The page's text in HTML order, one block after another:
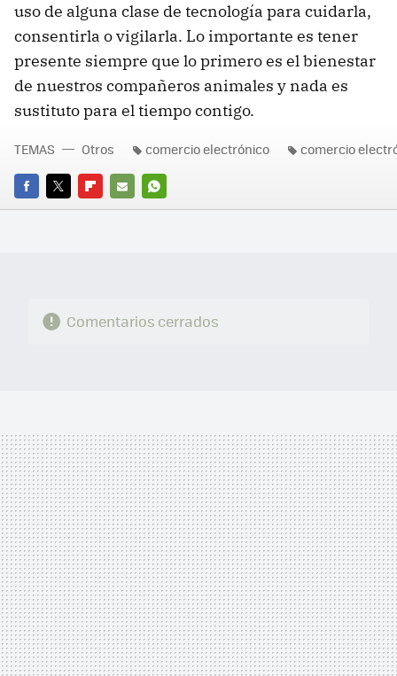
uso de alguna clase de tecnología para cuidarla,
consentirla o vigilarla. Lo importante es tener
presente siempre que lo primero es el bienestar
de nuestros compañeros animales y nada es
sustituto para el tiempo contigo.
FACEBOOK
TWITTERFLIPBOARD
E-
WHATSAPP
TEMAS Otros comercio electrónico comercio
Comentarios cerrados